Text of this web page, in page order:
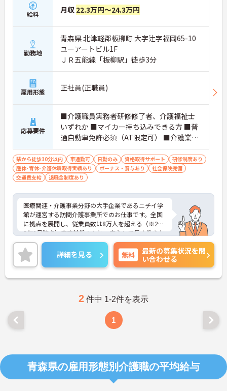
給料 月収 22.3万円～24.3万円
勤務地
青森県 北津軽郡板柳町 大字辻字福岡65-10
ユーアートビル1F
ＪＲ五能線「板柳駅」徒歩3分
雇用形態 正社員(正職員)
応募要件
■介護職員実務者研修修了者、介護福祉士
いずれか ■マイカー持ち込みできる方 ■普
通自動車免許必須（AT限定可） ■介護業務
経験必須
駅から徒歩10分以内 車通勤可 日勤のみ 資格取得サポート
研修制度あり
産休･育休･介護休暇取得実績あり
ボーナス・賞与あり
社会保険完備
交通費支給
退職金制度あり
医療関連・介護事業分野の大手企業であるニチイ学
館が運営する訪問介護事業所でのお仕事です。全国
に拠点を展開し、従業員数は8万人を超える（※202
5年2月時点）安定基盤のもと、安心して長く働きた
い方に最適な環境です。子育て中のスタッフ、中高
年、シニア世代と幅広い世代が活躍されており、
様々なシフトバリエーションがあるため、ライフス
テージに合わせた無理のない勤務が叶います。ご興
味のある方には、面接対策ポイントなど、さらに詳
詳細を見る 無料
最新の募集状況を問
い合わせる
2 件中 1-2件を表示
1
青森県の雇用形態別介護職の平均給与